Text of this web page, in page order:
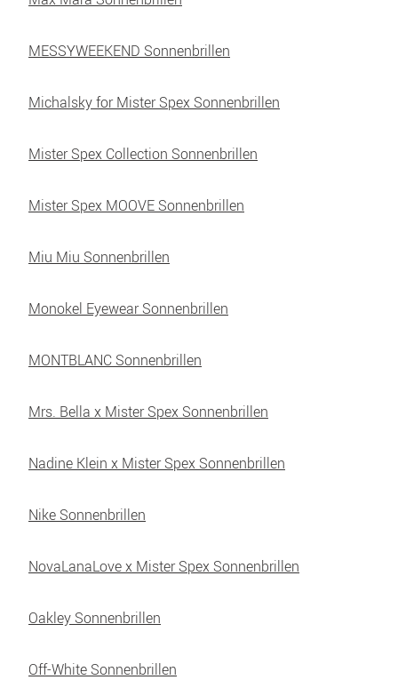
MESSYWEEKEND Sonnenbrillen
Michalsky for Mister Spex Sonnenbrillen
Mister Spex Collection Sonnenbrillen
Mister Spex MOOVE Sonnenbrillen
Miu Miu Sonnenbrillen
Monokel Eyewear Sonnenbrillen
MONTBLANC Sonnenbrillen
Mrs. Bella x Mister Spex Sonnenbrillen
Nadine Klein x Mister Spex Sonnenbrillen
Nike Sonnenbrillen
NovaLanaLove x Mister Spex Sonnenbrillen
Oakley Sonnenbrillen
Off-White Sonnenbrillen